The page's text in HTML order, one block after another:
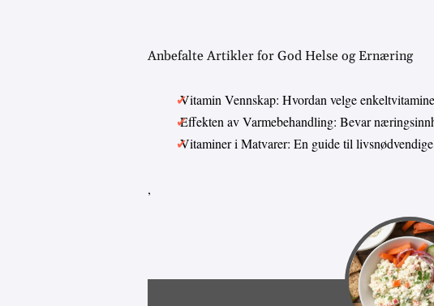
Anbefalte Artikler for God Helse og Ernæring
Vitamin Vennskap: Hvordan velge
Effekten av Varmebehandling: Bevar
Vitaminer i Matvarer: En guide til
,